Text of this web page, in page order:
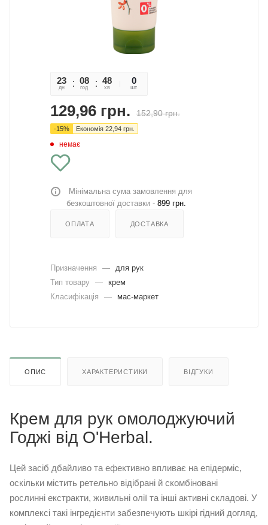
23
дн
08
год
48
хв
59
сек
0
шт
129,96 грн. 152,90грн.
-15% Економія 22,94 грн.
немає
Мінімальна сума замовлення для
безкоштовної доставки - 899 грн.
ОПЛАТА ДОСТАВКА
Призначення —
для рук
Тип товару — крем
Класифікація
— мас-маркет
ОПИС ХАРАКТЕРИСТИКИ ВІДГУКИ
Крем для рук омолоджуючий
Годжі від O'Herbal.
Цей засіб дбайливо та ефективно впливає на епідерміс,
оскільки містить ретельно відібрані й скомбіновані
рослинні екстракти, живильні олії та інші активні складові. У
комплексі такі інгредієнти забезпечують шкірі гідний догляд,